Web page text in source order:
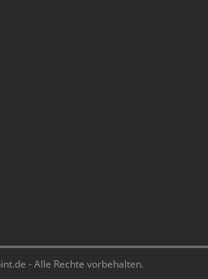
- Alle Rechte vorbehalten.